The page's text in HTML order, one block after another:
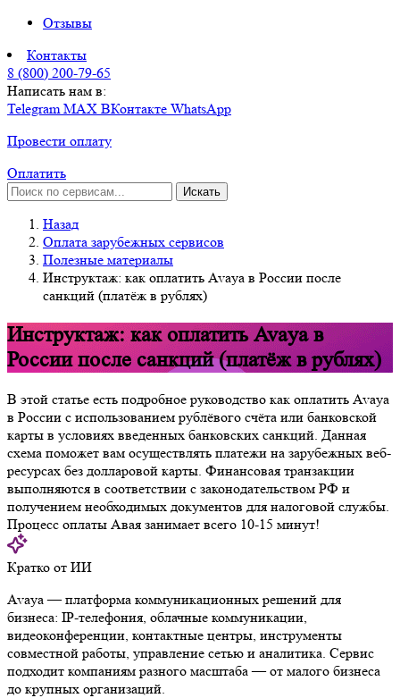
Отзывы
Контакты
8 (800) 200-79-65
Написать нам в:
TelegramMAX ВКонтакте WhatsApp
Провести оплату
Оплатить
Искать
Назад
Оплата зарубежных сервисов
Полезные материалы
Инструктаж: как оплатить Avaya в России после
санкций (платёж в рублях)
Инструктаж: как оплатить Avaya в
России после санкций (платёж в рублях)
В этой статье есть подробное руководство как оплатить Avaya
в России с использованием рублёвого счёта или банковской
карты в условиях введенных банковских санкций. Данная
схема поможет вам осуществлять платежи на зарубежных веб-
ресурсах без долларовой карты. Финансовая транзакции
выполняются в соответствии с законодательством РФ и
получением необходимых документов для налоговой службы.
Процесс оплаты Авая занимает всего 10-15 минут!
Кратко от ИИ
Avaya — платформа коммуникационных решений для
бизнеса: IP-телефония, облачные коммуникации,
видеоконференции, контактные центры, инструменты
совместной работы, управление сетью и аналитика. Сервис
подходит компаниям разного масштаба — от малого бизнеса
до крупных организаций.